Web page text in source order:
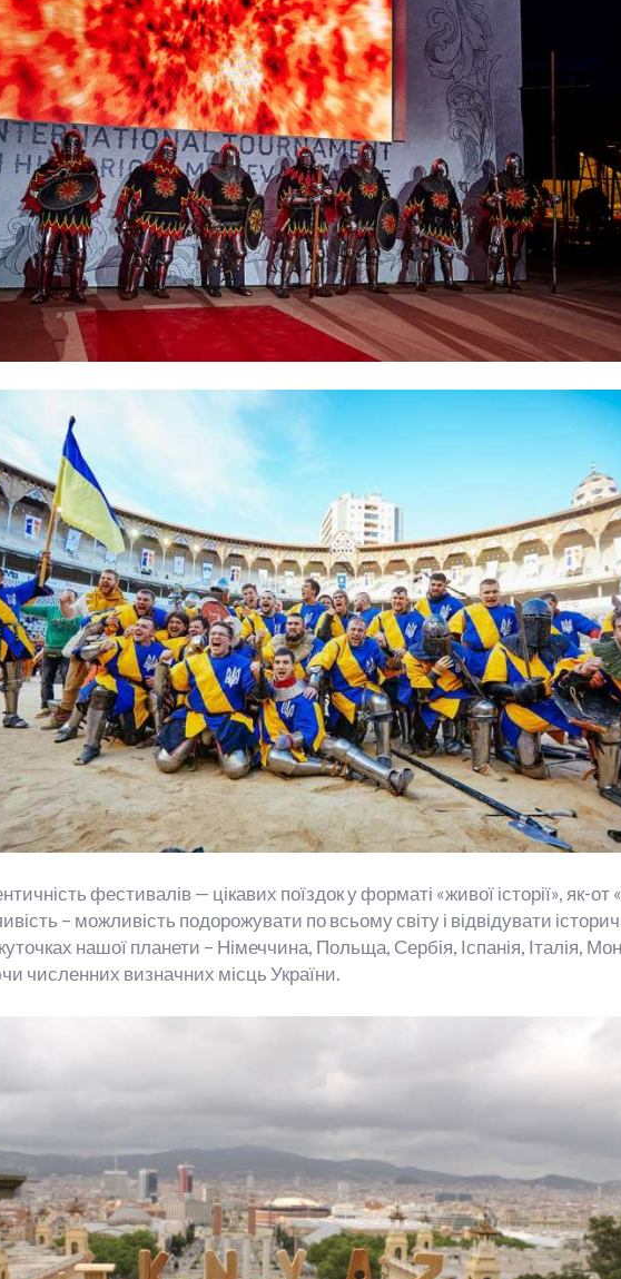
фестивалів — цікавих поїздок у форматі «живої історії», як-
– можливість подорожувати по всьому світу і відвідувати
нашої планети – Німеччина, Польща, Сербія, Іспанія, Італія,
численних визначних місць України.